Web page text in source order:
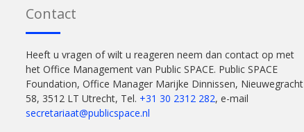
Contact
Heeft u vragen of wilt u reageren neem dan contact op met
het Office Management van Public SPACE. Public SPACE
Foundation, Office Manager Marijke Dinnissen, Nieuwegracht
58, 3512 LT Utrecht, Tel. +31 30 2312 282, e-mail
secretariaat@publicspace.nl